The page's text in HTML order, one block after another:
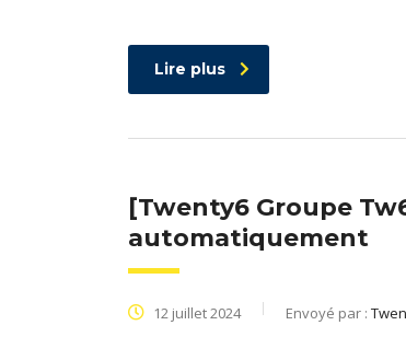
Lire plus
[Twenty6 Groupe
automatiquement
12 juillet 2024 Envoyé par :